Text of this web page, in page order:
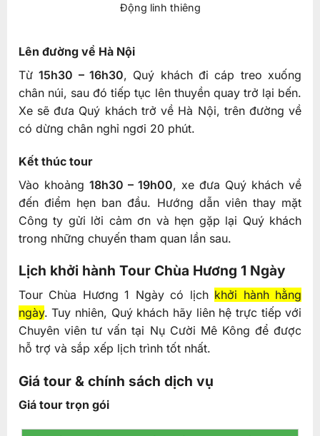
Động linh thiêng
Lên đường về Hà Nội
Từ15h30 – 16h30, Quý khách đi cáp treo xuống
chân núi, sau đó tiếp tục lên thuyền quay trở lại bến.
Xe sẽ đưa Quý khách trở về Hà Nội, trên đường về
có dừng chân nghỉ ngơi 20 phút.
Kết thúc tour
Vào khoảng 18h30 – 19h00, xe đưa Quý khách về
đến điểm hẹn ban đầu. Hướng dẫn viên thay mặt
Công ty gửi lời cảm ơn và hẹn gặp lại Quý khách
trong những chuyến tham quan lần sau.
Lịch khởi hành Tour Chùa Hương 1 Ngày
Tour Chùa Hương 1 Ngày có lịch khởi hành hằng
ngày. Tuy nhiên, Quý khách hãy liên hệ trực tiếp với
Chuyên viên tư vấn tại Nụ Cười Mê Kông để được
hỗ trợ và sắp xếp lịch trình tốt nhất.
Giá tour & chính sách dịch vụ
Giá tour trọn gói